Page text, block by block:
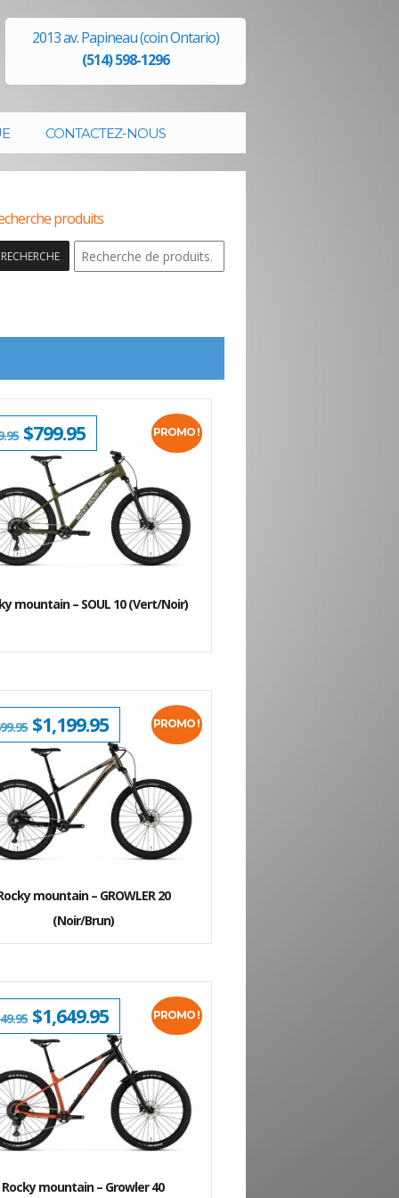
2013 av. Papineau (coin Ontario)
(514) 598-1296
CONTACTEZ-NOUS
produits
RECHERCHE
PROMO !
mountain – SOUL 10 (Vert/Noir)
LE
PRIX
INITIAL
ÉTAIT :
$999.95.
$799.95LE
PRIX
ACTUEL
EST :
$799.95.
PROMO !
mountain – GROWLER 20
(Noir/Brun)
LE
PRIX
INITIAL
ÉTAIT :
$1,699.95.
$1,199.95LE
PRIX
ACTUEL
EST :
$1,199.95.
PROMO !
Rocky mountain – Growler 40
LE
PRIX
INITIAL
ÉTAIT :
$2,149.95.
$1,649.95LE
PRIX
ACTUEL
EST :
$1,649.95.